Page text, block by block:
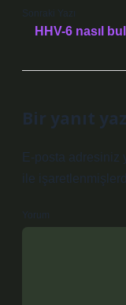
Sonraki Yazı
HHV-6 nasıl
Bir yanıt
E-posta adresiniz
ile
Yorum